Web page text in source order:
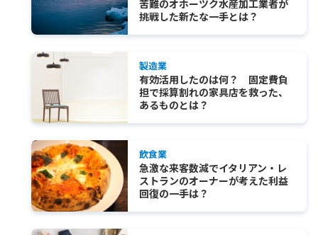
苦難のオホーツク水産加工業者が
挑戦した新たな一手とは？
製造業
有効活用したのは何？ 固定費負
担で採算割れの家具店を救った、
あるものとは？
飲食業
急激な来客数減でイタリアン・レ
ストランのオーナーが考えた利益
回復の一手は？